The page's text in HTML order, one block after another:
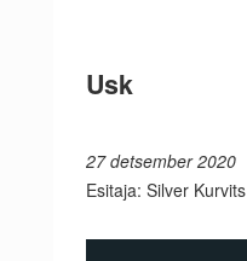
Usk
27 detsember 2020
Esitaja: Silver Kurvits